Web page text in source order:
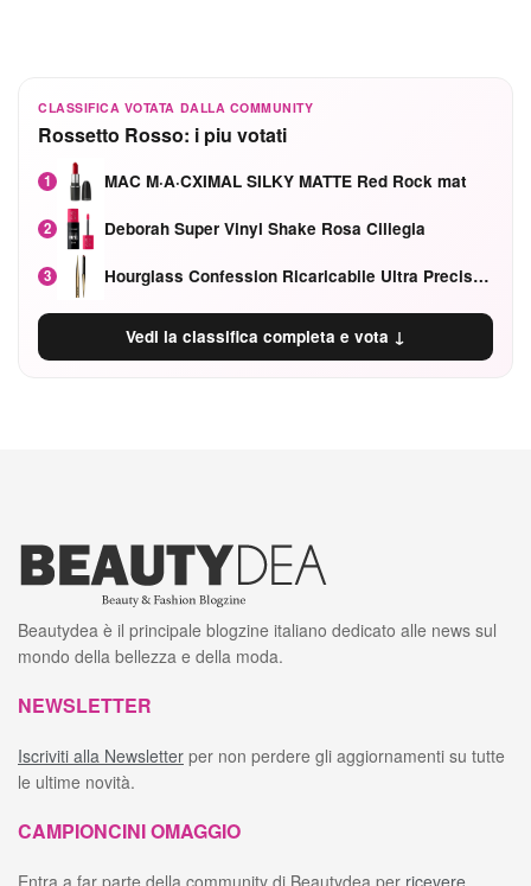
CLASSIFICA VOTATA DALLA COMMUNITY
Rossetto Rosso: i piu votati
1 MAC M·A·CXIMAL SILKY MATTE Red Rock mat
2 Deborah Super Vinyl Shake Rosa Ciliegia
3 Hourglass Confession Ricaricabile Ultra Preciso Ad Alta Intensità Secretly Classic Red
Vedi la classifica completa e vota ↓
Beautydea è il principale blogzine italiano dedicato alle news sul
mondo della bellezza e della moda.
NEWSLETTER
Iscriviti alla Newsletter per non perdere gli aggiornamenti su tutte
le ultime novità.
CAMPIONCINI OMAGGIO